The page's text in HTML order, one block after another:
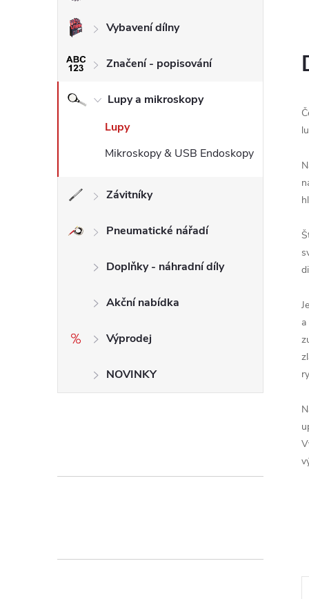
Vybavení dílny
Značení - popisování
Lupy a mikroskopy
Lupy
Mikroskopy & USB Endoskopy
Závitníky
Pneumatické nářadí
Doplňky - náhradní díly
Akční nabídka
Výprodej
NOVINKY